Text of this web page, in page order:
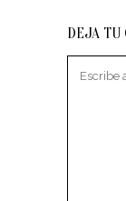
DEJA TU